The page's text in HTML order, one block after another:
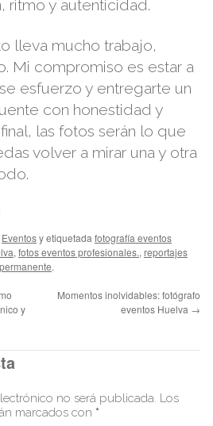
ritmo y autenticidad.
lleva mucho trabajo,
Mi compromiso es estar a
esfuerzo y entregarte un
con honestidad y
las fotos serán lo que
volver a mirar una y otra
Eventosy etiquetada fotografía eventos
, fotos eventos profesionales., reportajes
.
y
Momentos inolvidables: fotógrafo
eventos Huelva →
no será publicada. Los
marcados con *